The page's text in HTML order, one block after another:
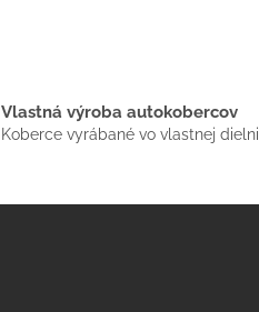
Vlastná výroba autokobercov
Koberce vyrábané vo vlastnej dielni